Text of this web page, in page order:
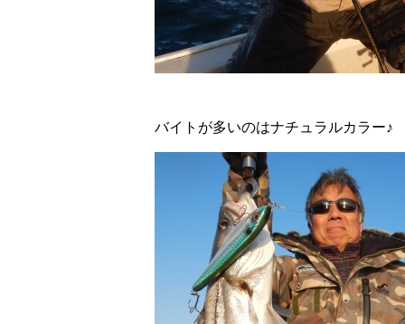
バイトが多いのはナチュラルカラー